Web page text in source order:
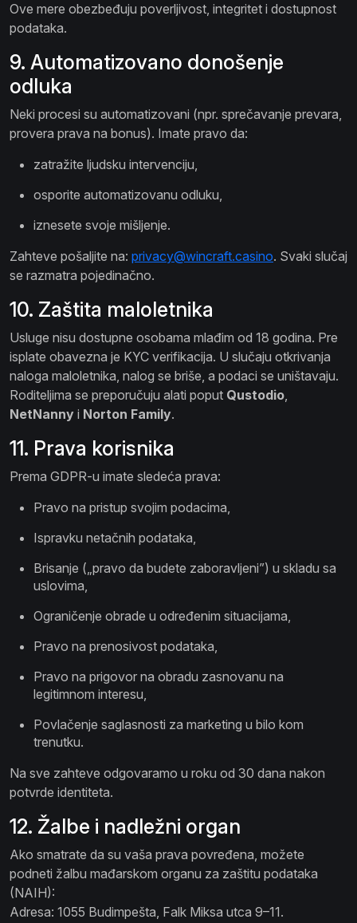
Ove mere obezbeđuju poverljivost, integritet i dostupnost
podataka.
9. Automatizovano donošenje
odluka
Neki procesi su automatizovani (npr. sprečavanje prevara,
provera prava na bonus). Imate pravo da:
zatražite ljudsku intervenciju,
osporite automatizovanu odluku,
iznesete svoje mišljenje.
Zahteve pošaljite na: privacy@wincraft.casino. Svaki slučaj
se razmatra pojedinačno.
10. Zaštita maloletnika
Usluge nisu dostupne osobama mlađim od 18 godina. Pre
isplate obavezna je KYC verifikacija. U slučaju otkrivanja
naloga maloletnika, nalog se briše, a podaci se uništavaju.
Roditeljima se preporučuju alati poput Qustodio,
NetNanny i Norton Family.
11. Prava korisnika
Prema GDPR-u imate sledeća prava:
Pravo na pristup svojim podacima,
Ispravku netačnih podataka,
Brisanje („pravo da budete zaboravljeni”) u skladu sa
uslovima,
Ograničenje obrade u određenim situacijama,
Pravo na prenosivost podataka,
Pravo na prigovor na obradu zasnovanu na
legitimnom interesu,
Povlačenje saglasnosti za marketing u bilo kom
trenutku.
Na sve zahteve odgovaramo u roku od 30 dana nakon
potvrde identiteta.
12. Žalbe i nadležni organ
Ako smatrate da su vaša prava povređena, možete
podneti žalbu mađarskom organu za zaštitu podataka
(NAIH):
Adresa: 1055 Budimpešta, Falk Miksa utca 9–11.